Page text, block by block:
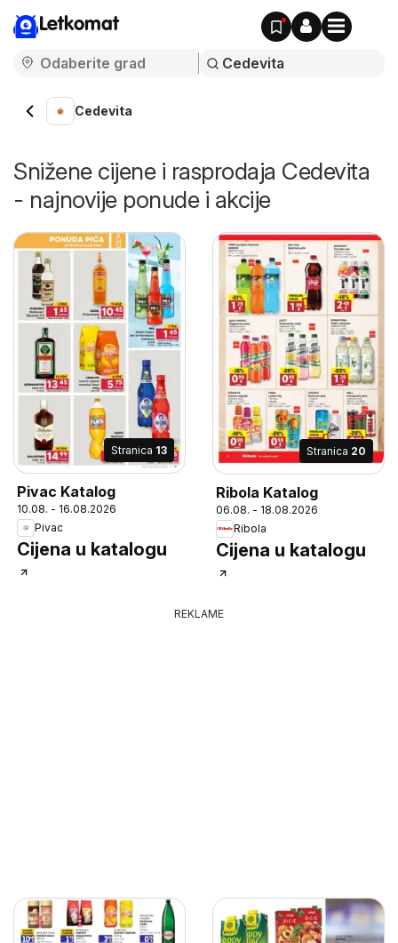
Letkomat
Cedevita
Snižene cijene i rasprodaja Cedevita
- najnovije ponude i akcije
Stranica 13
Pivac Katalog
10.08. - 16.08.2026
Pivac
Cijena u katalogu
Stranica 20
Ribola Katalog
06.08. - 18.08.2026
Ribola
Cijena u katalogu
REKLAME